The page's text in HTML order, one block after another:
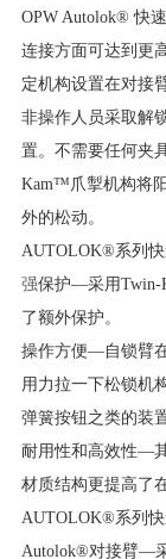
OPW Autolok® 快
连接方面可达到更
定机构设置在对接
非操作人员采取解
置。不需要任何夹
Kam™爪掣机构将
外的松动。
AUTOLOK®系列
强保护—采用Twin-
了额外保护。
操作方便—自锁臂
用力拉一下松锁机
弹簧按钮之类的装置
耐用性和高效性—
材质结构更提高了
AUTOLOK®系列
Autolok®对接臂—